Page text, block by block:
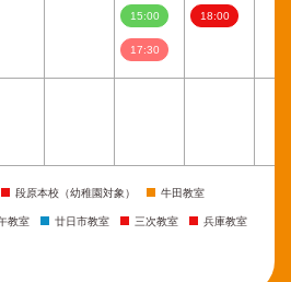
15:00
17:30
18:00
段原本校（幼稚園対象） 牛田教室
教室 廿日市教室 三次教室 兵庫教室